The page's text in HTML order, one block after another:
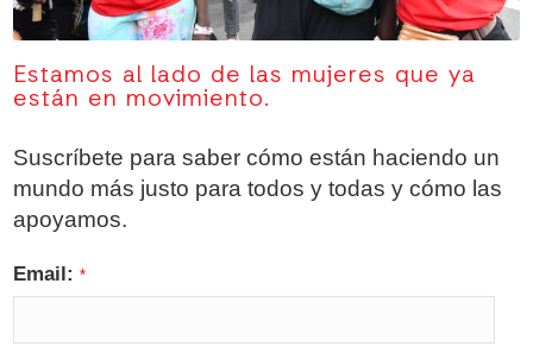
Estamos al lado de las mujeres que ya
están en movimiento.
Suscríbete para saber cómo están haciendo un
mundo más justo para todos y todas y cómo las
apoyamos.
Email:*